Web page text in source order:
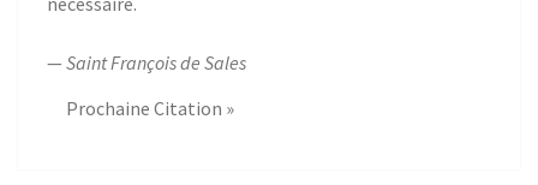
— Saint François de Sales
Prochaine Citation »